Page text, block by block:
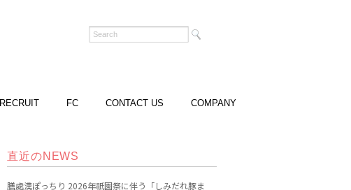
RECRUIT FC CONTACT US COMPANY
直近のNEWS
膳處漢ぽっちり 2026年祇園祭に伴う「しみだれ豚ま